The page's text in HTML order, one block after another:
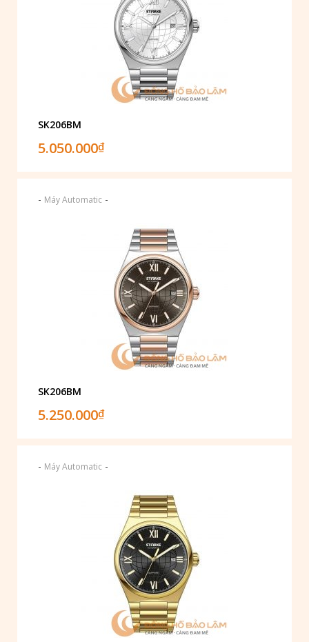
SK206BM
5.050.000₫
- Máy Automatic -
SK206BM
5.250.000₫
- Máy Automatic -